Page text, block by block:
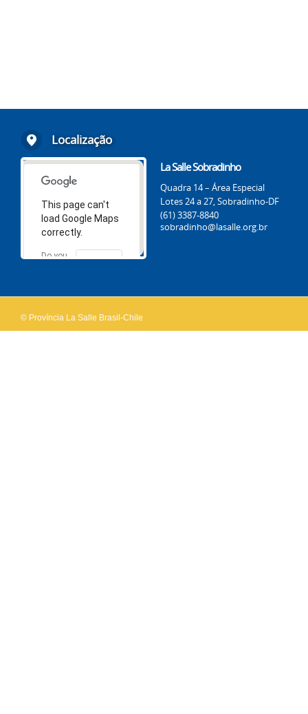
Localização
This page can't
load Google Maps
correctly.
Do you
OK
La Salle Sobradinho
Quadra 14 – Área Especial
Lotes 24 a 27, Sobradinho-DF
(61) 3387-8840
sobradinho@lasalle.org.br
© Província La Salle Brasil-Chile